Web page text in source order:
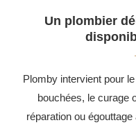
Un plombier
Plomby intervient pour
bouchées, le curage
réparation ou